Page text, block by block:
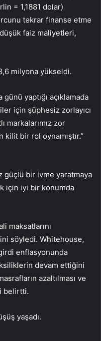
= 1,1881 dolar)
tekrar finanse etme
faiz maliyetleri,
milyona yükseldi.
yaptığı açıklamada
için şüphesiz zorlayıcı
markalarımız zor
bir rol oynamıştır.”
güçlü bir ivme yaratmaya
için iyi bir konumda
maksatlarını
söyledi. Whitehouse,
enflasyonunda
devam ettiğini
azaltılması ve
belirtti.
yaşadı.